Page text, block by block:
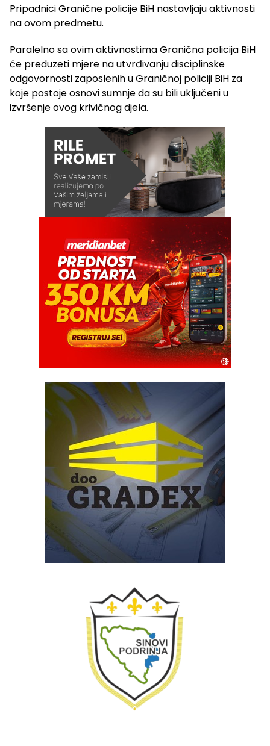
Pripadnici Granične policije BiH nastavljaju aktivnosti
na ovom predmetu.
Paralelno sa ovim aktivnostima Granična policija BiH
će preduzeti mjere na utvrđivanju disciplinske
odgovornosti zaposlenih u Graničnoj policiji BiH za
koje postoje osnovi sumnje da su bili uključeni u
izvršenje ovog krivičnog djela.